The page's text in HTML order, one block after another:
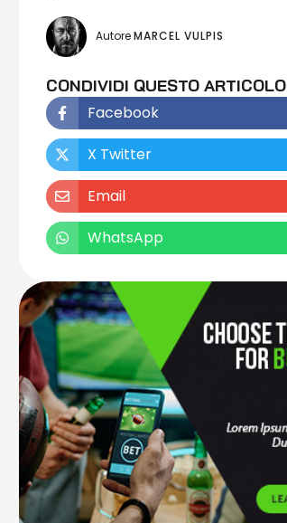
Autore MARCEL VULPIS
CONDIVIDI QUESTO ARTICOLO
Facebook
X Twitter
Email
WhatsApp